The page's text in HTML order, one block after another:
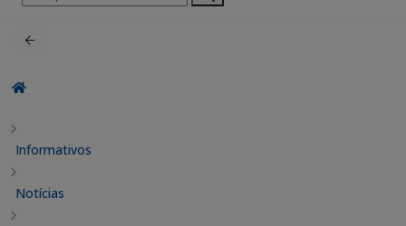
por:
Informativos
Notícias